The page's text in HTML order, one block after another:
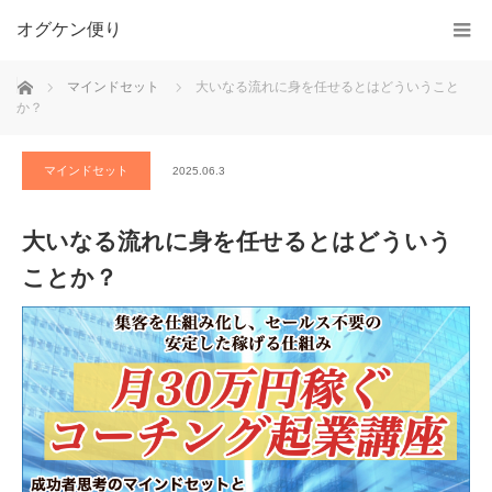
オグケン便り
ホーム マインドセット
大いなる流れに身を任せるとはどういうこと
か？
マインドセット 2025.06.3
大いなる流れに身を任せるとはどういう
ことか？